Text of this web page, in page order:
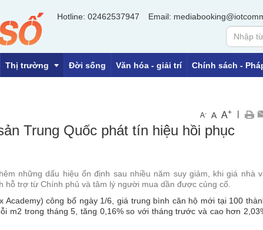
Hotline: 02462537947 Email:
Thị trường Đời sống Văn hóa - giải trí Chính sách -
A- A A+ |
Trung Quốc phát tín hiệu hồi phục
những dấu hiệu ổn định sau nhiều năm suy giảm, khi giá nhà
hỗ trợ từ Chính phủ và tâm lý người mua dần được củng cố.
công bố ngày 1/6, giá trung bình căn hộ mới tại 100
m2 trong tháng 5, tăng 0,16% so với tháng trước và cao hơn